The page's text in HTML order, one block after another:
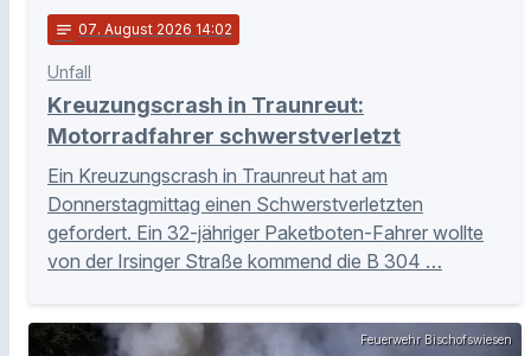
notes 07. August 2026 14:02
Unfall
Kreuzungscrash in Traunreut:
Motorradfahrer schwerstverletzt
Ein Kreuzungscrash in Traunreut hat am
Donnerstagmittag einen Schwerstverletzten
gefordert. Ein 32-jähriger Paketboten-Fahrer wollte
von der Irsinger Straße kommend die B 304 …
Feuerwehr Bischofswiesen